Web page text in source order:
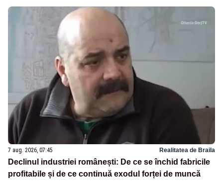
7 aug. 2026, 07:45 Realitatea de Braila
Declinul industriei românești: De ce se închid fabricile
profitabile și de ce continuă exodul forței de muncă